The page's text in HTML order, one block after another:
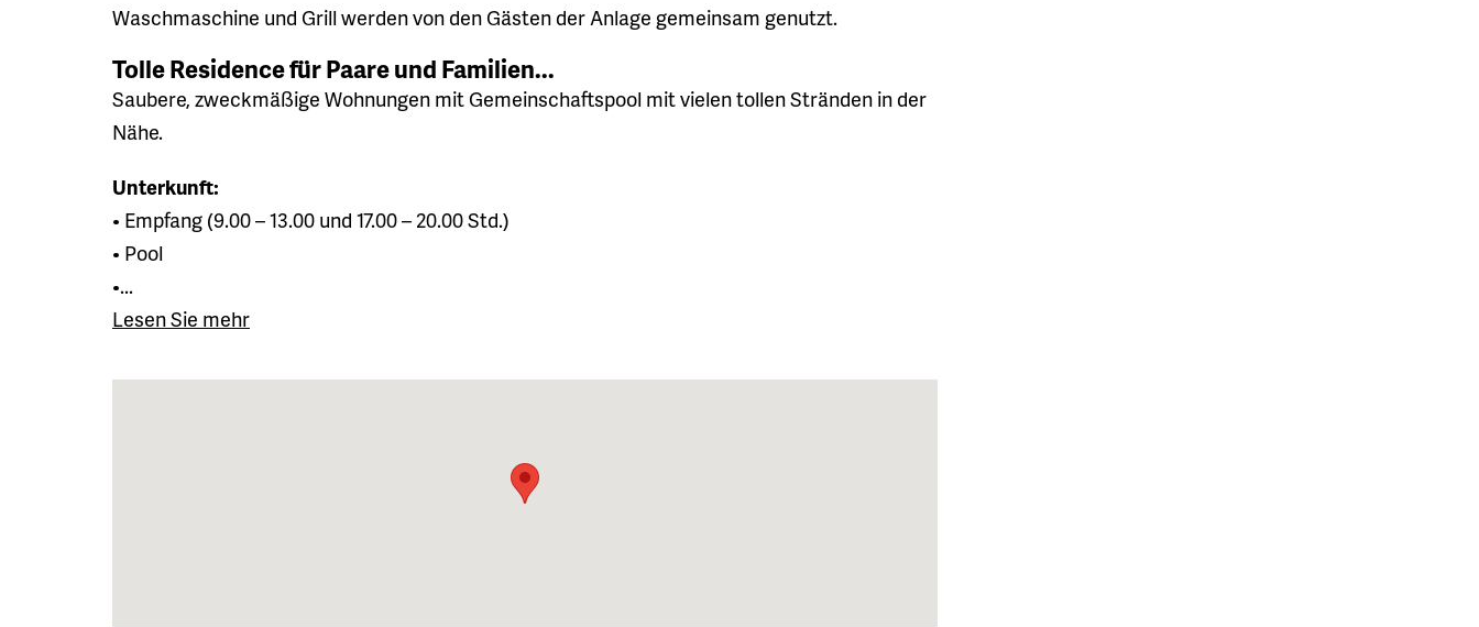
Waschmaschine und Grill werden von den Gästen der Anlage gemeinsam genutzt.
Tolle Residence für Paare und Familien...
Saubere, zweckmäßige Wohnungen mit Gemeinschaftspool mit vielen tollen Stränden in der
Nähe.
Unterkunft:
• Empfang (9.00 – 13.00 und 17.00 – 20.00 Std.)
• Pool
•...
Lesen Sie mehr